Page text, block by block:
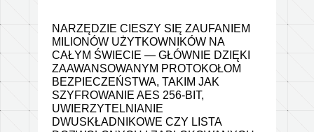
NARZĘDZIE CIESZY SIĘ ZAUFANIEM
MILIONÓW UŻYTKOWNIKÓW NA
CAŁYM ŚWIECIE — GŁÓWNIE DZIĘKI
ZAAWANSOWANYM PROTOKOŁOM
BEZPIECZEŃSTWA, TAKIM JAK
SZYFROWANIE AES 256-BIT,
UWIERZYTELNIANIE
DWUSKŁADNIKOWE CZY LISTA